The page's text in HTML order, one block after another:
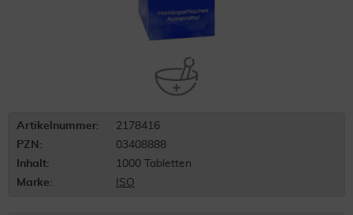
Artikelnummer:
2178416
PZN:
03408888
Inhalt:
1000 Tabletten
Marke:
ISO